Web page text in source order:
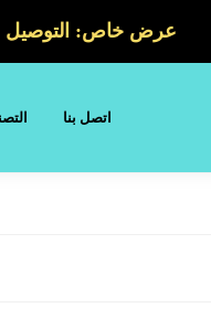
عرض خاص: التوصيل
اتصل بنا